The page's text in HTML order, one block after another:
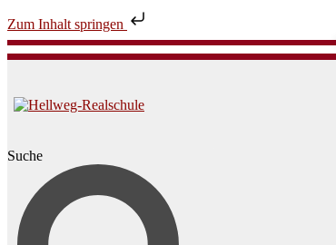
Zum Inhalt springen
Suche